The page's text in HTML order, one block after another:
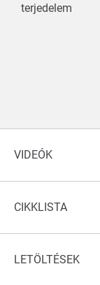
terjedelem
VIDEÓK
CIKKLISTA
LETÖLTÉSEK